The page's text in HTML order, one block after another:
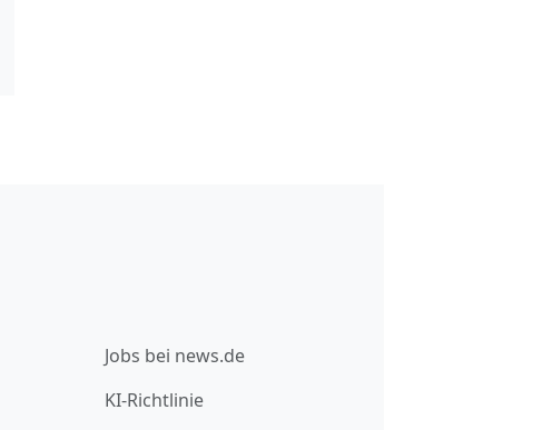
Jobs bei news.de
KI-Richtlinie